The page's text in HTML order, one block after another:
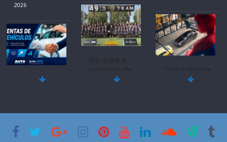
2026
Mercado
historia
11 de julio de
Kia reúne a
jugadores de
fútbol de todo
2026
Ultima película
‘Spider‑Man:
29 de julio de